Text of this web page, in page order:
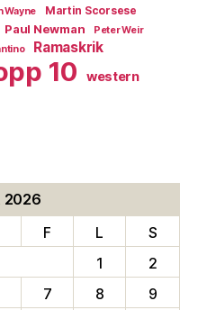
Wayne
Martin Scorsese
Paul Newman Peter Weir
Ramaskrik
10
western
2026
F L
S
1
2
7 8 9